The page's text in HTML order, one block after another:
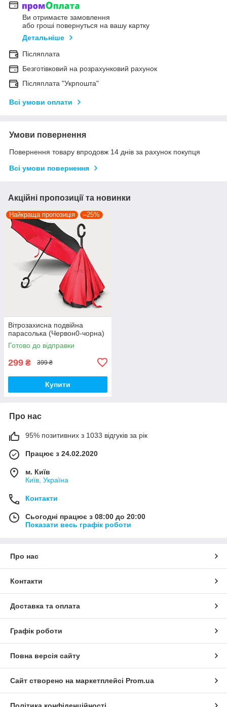
Ви отримаєте замовлення
або гроші повернуться на вашу картку
Детальніше
Післяплата
Безготівковий на розрахунковий рахунок
Післяплата "Укрпошта"
Всі умови оплати
Умови повернення
Повернення товару впродовж 14 днів за рахунок покупця
Всі умови повернення
Акційні пропозиції та новинки
Найкраща пропозиція –25%
Вітрозахисна подвійна
парасолька (Червон0-чорна)
Готово до відправки
299 ₴ 399 ₴
Купити
Про нас
95% позитивних з 1033 відгуків за рік
Працює з 24.02.2020
м. Київ
Київ, Україна
Контакти
Сьогодні працює з 08:00 до 20:00
Показати весь графік роботи
Про нас
Контакти
Доставка та оплата
Графік роботи
Повна версія сайту
Сайт створено на маркетплейсі Prom.ua